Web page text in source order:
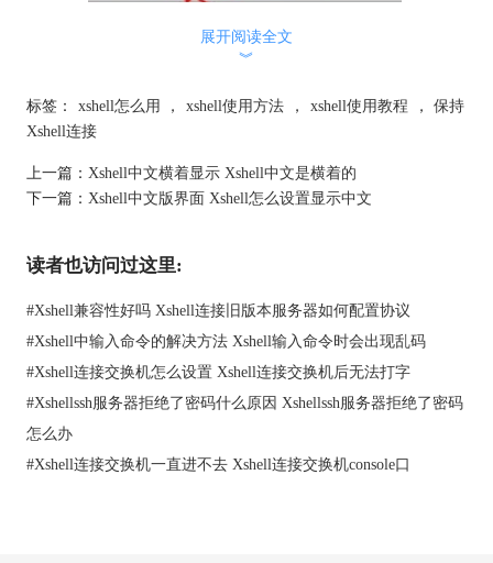
备的console口的COM口，然后设置好相应的参数，最后点击“确
定”。
展开阅读全文
︾
标签： xshell怎么用 ， xshell使用方法 ， xshell使用教程 ，
保持
Xshell连接
上一篇： Xshell中文横着显示 Xshell中文是横着的
下一篇： Xshell中文版界面 Xshell怎么设置显示中文
读者也访问过这里:
#Xshell兼容性好吗 Xshell连接旧版本服务器如何配置协议
#Xshell中输入命令的解决方法 Xshell输入命令时会出现乱码
#Xshell连接交换机怎么设置 Xshell连接交换机后无法打字
#Xshellssh服务器拒绝了密码什么原因 Xshellssh服务器拒绝了密码
怎么办
#Xshell连接交换机一直进不去 Xshell连接交换机console口